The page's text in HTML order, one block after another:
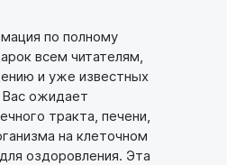
по полному
всем читателям,
и уже известных
ожидает
тракта, печени,
на клеточном
оздоровления. Эта